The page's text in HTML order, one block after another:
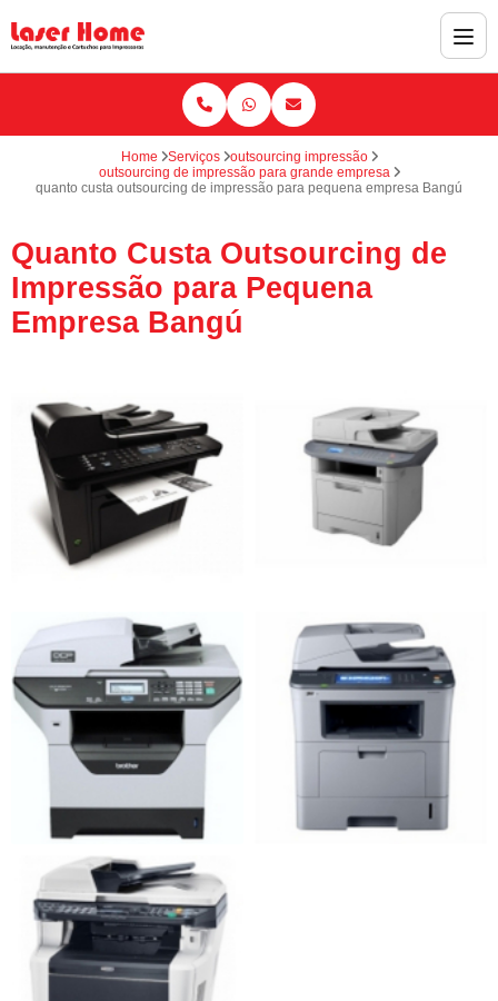
Home Serviços
outsourcing impressão
outsourcing de impressão para grande empresa
quanto custa outsourcing de impressão para pequena empresa Bangú
Quanto Custa Outsourcing de
Impressão para Pequena
Empresa Bangú